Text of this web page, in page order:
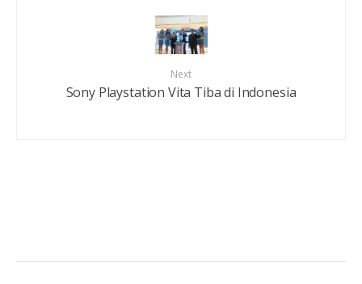
Next
Sony Playstation Vita Tiba di Indonesia